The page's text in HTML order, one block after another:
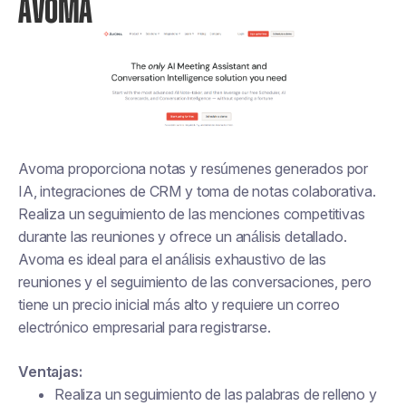
AVOMA
Avoma proporciona notas y resúmenes generados por
IA, integraciones de CRM y toma de notas colaborativa.
Realiza un seguimiento de las menciones competitivas
durante las reuniones y ofrece un análisis detallado.
Avoma es ideal para el análisis exhaustivo de las
reuniones y el seguimiento de las conversaciones, pero
tiene un precio inicial más alto y requiere un correo
electrónico empresarial para registrarse.
Ventajas:
Realiza un seguimiento de las palabras de relleno y